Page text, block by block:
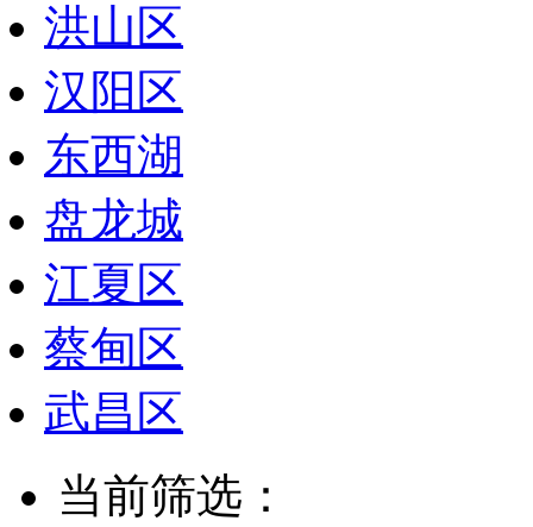
洪山区
汉阳区
东西湖
盘龙城
江夏区
蔡甸区
武昌区
当前筛选：